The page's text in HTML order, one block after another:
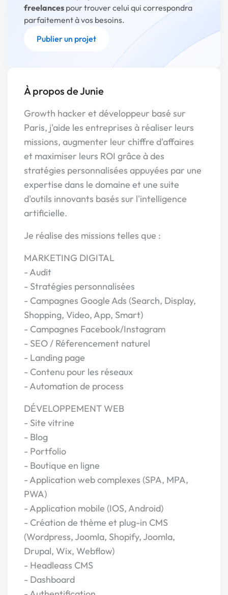
freelances pour trouver celui qui correspondra
parfaitement à vos besoins.
Publier un projet
À propos de Junie
Growth hacker et développeur basé sur
Paris, j'aide les entreprises à réaliser leurs
missions, augmenter leur chiffre d'affaires
et maximiser leurs ROI grâce à des
stratégies personnalisées appuyées par une
expertise dans le domaine et une suite
d'outils innovants basés sur l'intelligence
artificielle.
Je réalise des missions telles que :
MARKETING DIGITAL
- Audit
- Stratégies personnalisées
- Campagnes Google Ads (Search, Display,
Shopping, Video, App, Smart)
- Campagnes Facebook/Instagram
- SEO / Réferencement naturel
- Landing page
- Contenu pour les réseaux
- Automation de process
DÉVELOPPEMENT WEB
- Site vitrine
- Blog
- Portfolio
- Boutique en ligne
- Application web complexes (SPA, MPA,
PWA)
- Application mobile (IOS, Android)
- Création de thème et plug-in CMS
(Wordpress, Joomla, Shopify, Joomla,
Drupal, Wix, Webflow)
- Headleass CMS
- Dashboard